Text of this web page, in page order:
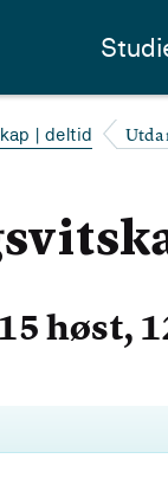
| deltid
høst,